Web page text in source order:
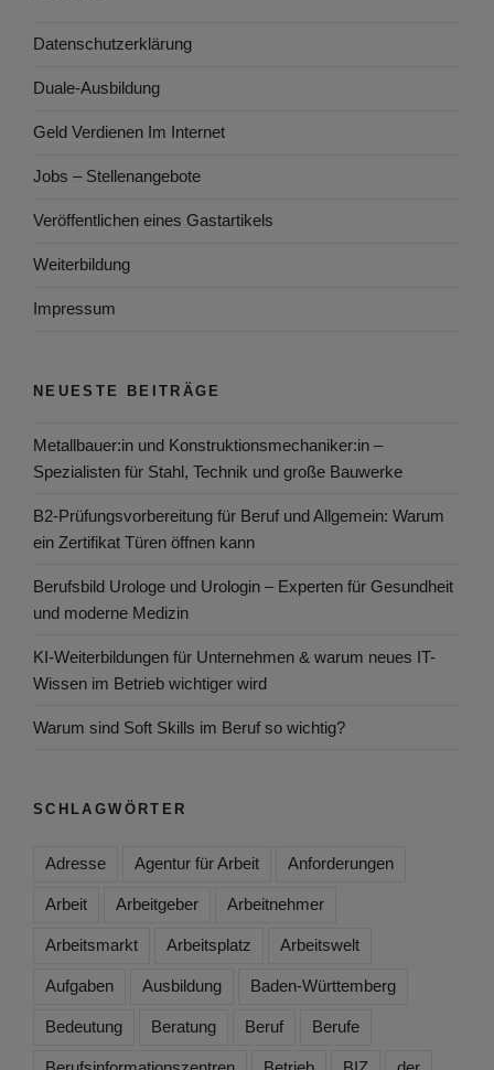
Datenschutzerklärung
Duale-Ausbildung
Geld Verdienen Im Internet
Jobs – Stellenangebote
Veröffentlichen eines Gastartikels
Weiterbildung
Impressum
NEUESTE BEITRÄGE
Metallbauer:in und Konstruktionsmechaniker:in –
Spezialisten für Stahl, Technik und große Bauwerke
B2-Prüfungsvorbereitung für Beruf und Allgemein: Warum
ein Zertifikat Türen öffnen kann
Berufsbild Urologe und Urologin – Experten für Gesundheit
und moderne Medizin
KI-Weiterbildungen für Unternehmen & warum neues IT-
Wissen im Betrieb wichtiger wird
Warum sind Soft Skills im Beruf so wichtig?
SCHLAGWÖRTER
Adresse Agentur für Arbeit Anforderungen
Arbeit Arbeitgeber Arbeitnehmer
Arbeitsmarkt Arbeitsplatz Arbeitswelt
Aufgaben Ausbildung Baden-Württemberg
Bedeutung Beratung Beruf Berufe